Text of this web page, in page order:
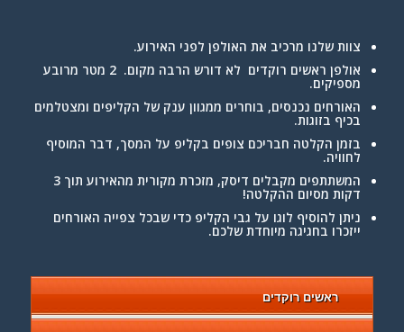
צוות שלנו מרכיב את האולפן לפני האירוע.
אולפן ראשים רוקדים לא דורש הרבה מקום. 2 מטר
מרובע
מספיקים.
האורחים נכנסים, בוחרים ממגוון ענק של הקליפים ומצטלמים
בכיף בזוגות.
בזמן הקלטה חבריכם צופים בקליפ על המסך, דבר המוסיף
לחוויה.
המשתתפים מקבלים דיסק, מזכרת מקורית מהאירוע תוך 3
דקות מסיום ההקלטה!
ניתן להוסיף לוגו על גבי הקליפ כדי שבכל צפייה האורחים
ייזכרו בחגיגה מיוחדת שלכם.
ראשים רוקדים